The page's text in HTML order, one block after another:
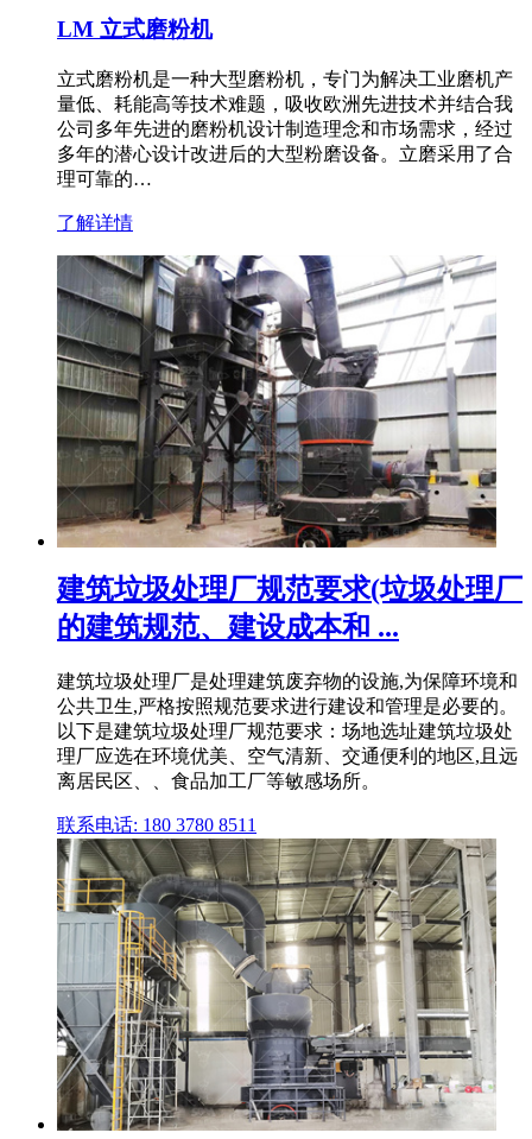
LM 立式磨粉机
立式磨粉机是一种大型磨粉机，专门为解决工业磨机产
量低、耗能高等技术难题，吸收欧洲先进技术并结合我
公司多年先进的磨粉机设计制造理念和市场需求，经过
多年的潜心设计改进后的大型粉磨设备。立磨采用了合
理可靠的…
了解详情
建筑垃圾处理厂规范要求(垃圾处理厂
的建筑规范、建设成本和 ...
建筑垃圾处理厂是处理建筑废弃物的设施,为保障环境和
公共卫生,严格按照规范要求进行建设和管理是必要的。
以下是建筑垃圾处理厂规范要求：场地选址建筑垃圾处
理厂应选在环境优美、空气清新、交通便利的地区,且远
离居民区、、食品加工厂等敏感场所。
联系电话: 180 3780 8511